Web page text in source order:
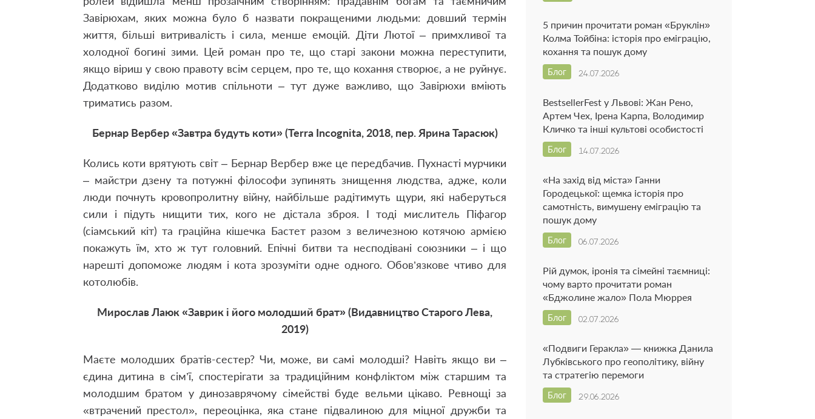
Завірюхам, яких можна було б назвати покращеними людьми: довший термін
життя, більші витривалість і сила, менше емоцій. Діти Лютої – примхливої та
холодної богині зими. Цей роман про те, що старі закони можна переступити,
якщо віриш у свою правоту всім серцем, про те, що кохання створює, а не руйнує.
Додатково виділю мотив спільноти – тут дуже важливо, що Завірюхи вміють
триматись разом.
Бернар Вербер «Завтра будуть коти» (Terra Incognita, 2018, пер. Ярина Тарасюк)
Колись коти врятують світ – Бернар Вербер вже це передбачив. Пухнасті мурчики
– майстри дзену та потужні філософи зупинять знищення людства, адже, коли
люди почнуть кровопролитну війну, найбільше радітимуть щури, які наберуться
сили і підуть нищити тих, кого не дістала зброя. І тоді мислитель Піфагор
(сіамський кіт) та граційна кішечка Бастет разом з величезною котячою армією
покажуть їм, хто ж тут головний. Епічні битви та несподівані союзники – і що
нарешті допоможе людям і кота зрозуміти одне одного. Обов’язкове чтиво для
котолюбів.
Мирослав Лаюк «Заврик і його молодший брат» (Видавництво Старого Лева,
2019)
Маєте молодших братів-сестер? Чи, може, ви самі молодші? Навіть якщо ви –
єдина дитина в сім’ї, спостерігати за традиційним конфліктом між старшим та
молодшим братом у динозаврячому сімействі буде вельми цікаво. Ревнощі за
«втрачений престол», переоцінка, яка стане підвалиною для міцної дружби та
5 причин прочитати роман «Бруклін»
Колма Тойбіна: історія про еміграцію,
кохання та пошук дому
24.07.2026
Блог
BestsellerFest у Львові: Жан Рено,
Артем Чех, Ірена Карпа, Володимир
Кличко та інші культові особистості
14.07.2026
Блог
«На захід від міста» Ганни
Городецької: щемка історія про
самотність, вимушену еміграцію та
пошук дому
06.07.2026
Блог
Рій думок, іронія та сімейні таємниці:
чому варто прочитати роман
«Бджолине жало» Пола Мюррея
02.07.2026
Блог
«Подвиги Геракла» — книжка Данила
Лубківського про геополітику, війну
та стратегію перемоги
29.06.2026
Блог